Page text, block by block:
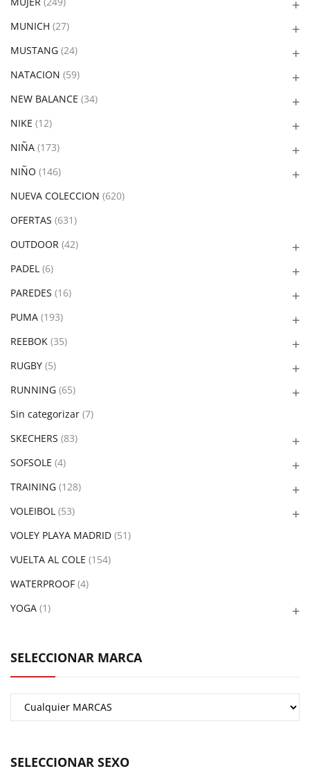
MUNICH (27)
MUSTANG (24)
NATACION (59)
NEW BALANCE (34)
NIKE (12)
NIÑA (173)
NIÑO (146)
NUEVA COLECCION (620)
OFERTAS (631)
OUTDOOR (42)
PADEL (6)
PAREDES (16)
PUMA (193)
REEBOK (35)
RUGBY (5)
RUNNING (65)
Sin categorizar (7)
SKECHERS (83)
SOFSOLE (4)
TRAINING (128)
VOLEIBOL (53)
VOLEY PLAYA MADRID (51)
VUELTA AL COLE (154)
WATERPROOF (4)
YOGA (1)
SELECCIONAR MARCA
SELECCIONAR SEXO